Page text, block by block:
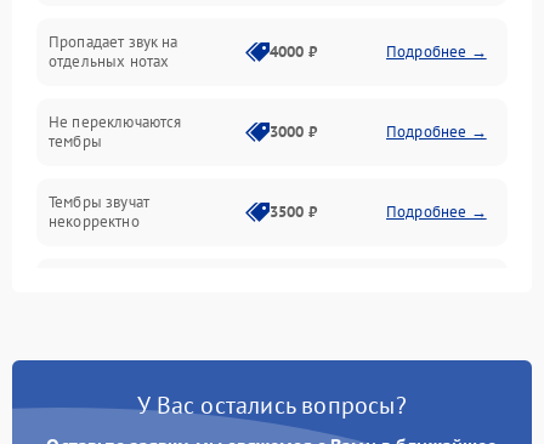
Оптика
Электроника
Пропадает звук на
отдельных нотах
4000 ₽ Подробнее →
Не переключаются
тембры
3000 ₽ Подробнее →
Тембры звучат
некорректно
3500 ₽ Подробнее →
У Вас остались вопросы?